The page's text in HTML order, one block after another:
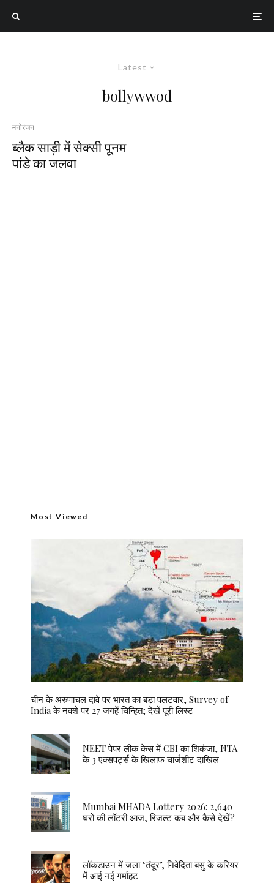
Latest
bollywwod
मनोरंजन
ब्लैक साड़ी में सेक्सी पूनम
पांडे का जलवा
Most Viewed
चीन के अरुणाचल दावे पर भारत का बड़ा पलटवार, Survey of
India के नक्शे पर 27 जगहें चिन्हित; देखें पूरी लिस्ट
NEET पेपर लीक केस में CBI का शिकंजा, NTA
के 3 एक्सपर्ट्स के खिलाफ चार्जशीट दाखिल
Mumbai MHADA Lottery 2026: 2,640
घरों की लॉटरी आज, रिजल्ट कब और कैसे देखें?
लॉकडाउन में जला ‘तंदूर’, निवेदिता बसु के करियर
में आई नई गर्माहट